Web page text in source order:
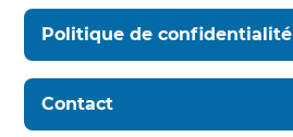
Politique de confidentialité
Contact